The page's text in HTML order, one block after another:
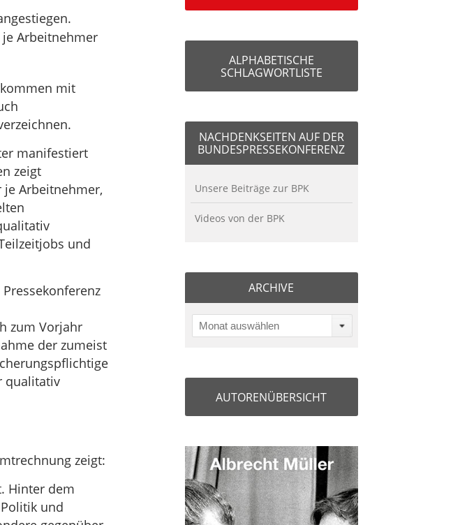
Arbeitnehmer
mit
manifestiert
zeigt
je Arbeitnehmer,
und
zum Vorjahr
der zumeist
qualitativ
zeigt:
Hinter dem
und
ALPHABETISCHE
SCHLAGWORTLISTE
NACHDENKSEITEN AUF DER
BUNDESPRESSEKONFERENZ
Unsere Beiträge zur BPK
Videos von der BPK
ARCHIVE
Monat auswählen
AUTORENÜBERSICHT